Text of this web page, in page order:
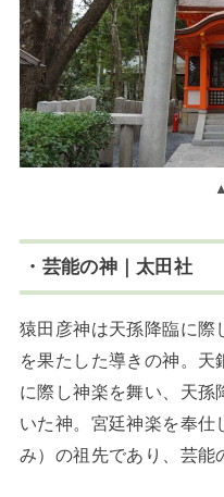
・芸能の神｜太田社
猿田彦神は天孫降臨に際
を果たした導きの神。
に際し神楽を舞い、天
いた神。宮廷神楽を奉仕
み）の祖先であり、芸能